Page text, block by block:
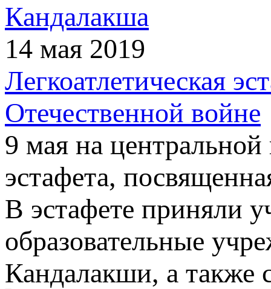
Кандалакша
14 мая 2019
Легкоатлетическая
Отечественной войне
9 мая на
эстафета,
В эстафете приняли
образовательные
Кандалакши, а также